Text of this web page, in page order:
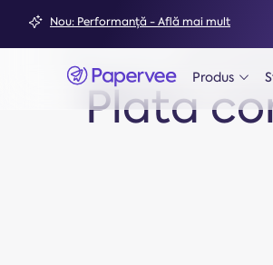
Nou: Performanță - Află mai mult
Produs ph-caret-down
Plata